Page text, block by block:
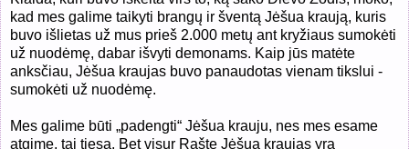
kad mes galime taikyti brangų ir šventą Jėšua kraują, kuris
buvo išlietas už mus prieš 2.000 metų ant kryžiaus sumokėti
už nuodėmę, dabar išvyti demonams. Kaip jūs matėte
anksčiau, Jėšua kraujas buvo panaudotas vienam tikslui -
sumokėti už nuodėmę.
Mes galime būti „padengti“ Jėšua krauju, nes mes esame
atgimę, tai tiesa. Bet visur Rašte Jėšua kraujas yra